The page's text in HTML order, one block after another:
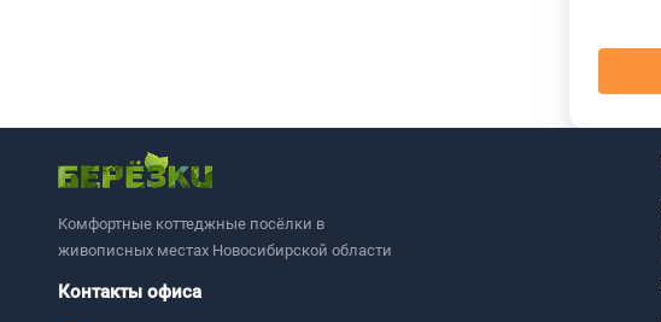
Комфортные коттеджные посёлки в
живописных местах Новосибирской области
Контакты офиса